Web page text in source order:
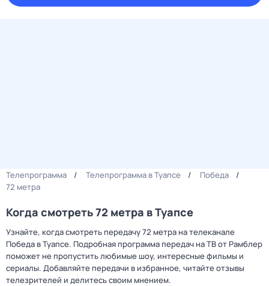
Телепрограмма Телепрограмма в Туапсе
Победа
72 метра
Когда смотреть 72 метра в Туапсе
Узнайте, когда смотреть передачу 72 метра на телеканале
Победа в Туапсе. Подробная программа передач на ТВ от Рамблер
поможет не пропустить любимые шоу, интересные фильмы и
сериалы. Добавляйте передачи в избранное, читайте отзывы
телезрителей и делитесь своим мнением.